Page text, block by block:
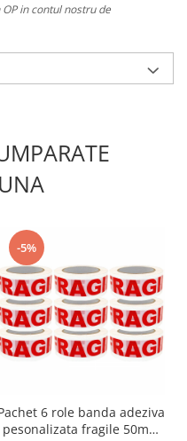
in contul nostru de
-5%
6 role banda adeziva
pesonalizata fragile 50mm